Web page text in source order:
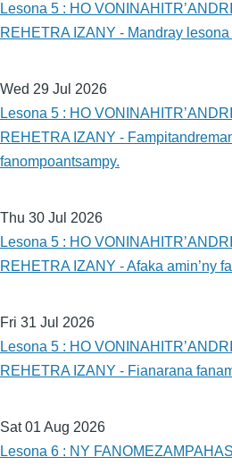
Lesona 5 : HO
REHETRA IZANY - Mandray lesona
Wed 29 Jul 2026
Lesona 5 : HO
REHETRA IZANY -
fanompoantsampy.
Thu 30 Jul 2026
Lesona 5 : HO
REHETRA IZANY - Afaka amin’ny
Fri 31 Jul 2026
Lesona 5 : HO
REHETRA IZANY - Fianarana
Sat 01 Aug 2026
Lesona 6 : NY